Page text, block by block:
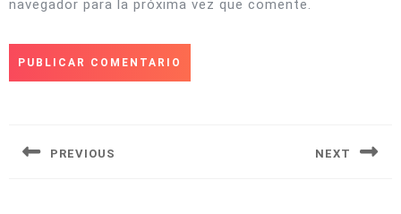
navegador para la próxima vez que comente.
entradas
PREVIOUS NEXT